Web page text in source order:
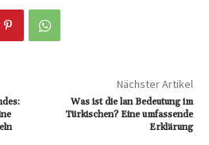
Nächster Artikel
Was ist die lan Bedeutung im
Türkischen? Eine umfassende
Erklärung